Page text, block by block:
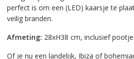
perfect is om een (LED) kaarsje te
veilig branden.
Afmeting: 28xH38 cm, inclusief
Of je nu een landelijk, Ibiza of